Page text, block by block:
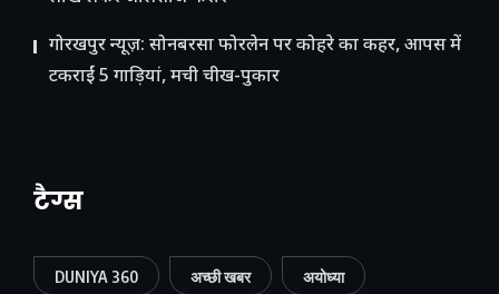
गोरखपुर न्यूज़: सोनबरसा फोरलेन पर कोहरे का कहर, आपस में
टकराईं 5 गाड़ियां, मची चीख-पुकार
टैग्स
DUNIYA 360 अच्छी खबर अयोध्या